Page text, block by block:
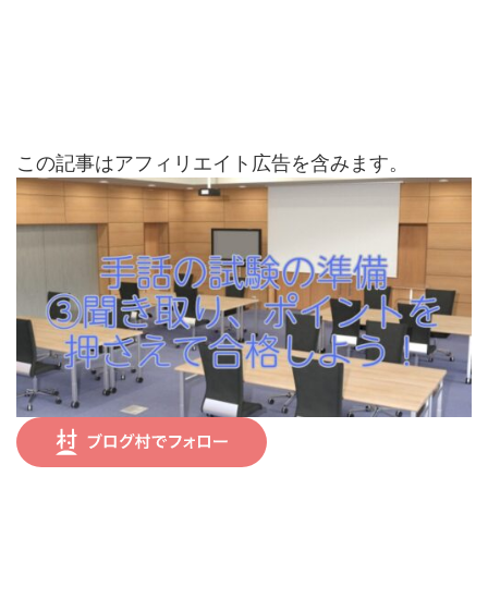
この記事はアフィリエイト広告を含みます。